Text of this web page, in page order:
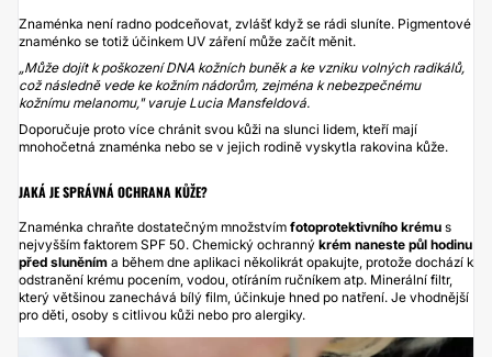
Znaménka není radno podceňovat, zvlášť když se rádi sluníte. Pigmentové
znaménko se totiž účinkem UV záření může začít měnit.
„Může dojít k poškození DNA kožních buněk a ke vzniku volných radikálů,
což následně vede ke kožním nádorům, zejména k nebezpečnému
kožnímu melanomu," varuje Lucia Mansfeldová.
Doporučuje proto více chránit svou kůži na slunci lidem, kteří mají
mnohočetná znaménka nebo se v jejich rodině vyskytla rakovina kůže.
JAKÁ JE SPRÁVNÁ OCHRANA KŮŽE?
Znaménka chraňte dostatečným množstvím fotoprotektivního krému s
nejvyšším faktorem SPF 50. Chemický ochranný krém naneste půl hodinu
před sluněním a během dne aplikaci několikrát opakujte, protože dochází k
odstranění krému pocením, vodou, otíráním ručníkem atp. Minerální filtr,
který většinou zanechává bílý film, účinkuje hned po natření. Je vhodnější
pro děti, osoby s citlivou kůži nebo pro alergiky.